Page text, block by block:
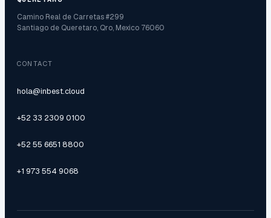
Camino Real de Carretas #299
Santiago de Queretaro, Qro, Mexico 76060
CONTACT
hola@inbest.cloud
+52 33 2309 0100
+52 55 6651 8800
+1 973 554 9068